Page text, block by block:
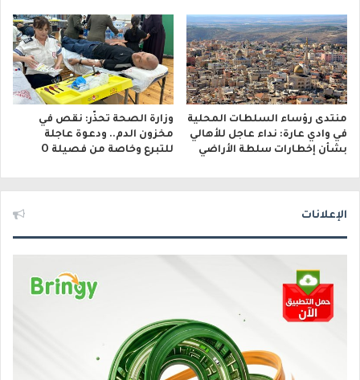
منتدى رؤساء السلطات المحلية
في وادي عارة: نداء عاجل للأهالي
بشأن إخطارات سلطة الأراضي
وزارة الصحة تحذّر: نقص في
مخزون الدم.. ودعوة عاجلة
للتبرع وخاصة من فصيلة O
الإعلانات